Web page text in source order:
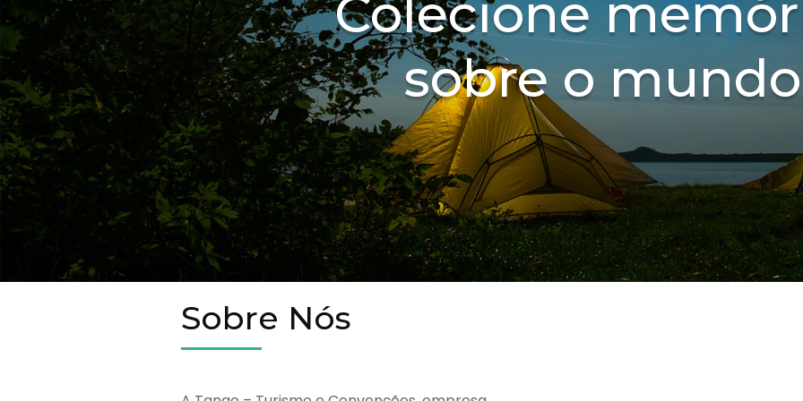
Colecione
sobre o mundo
Sobre Nós